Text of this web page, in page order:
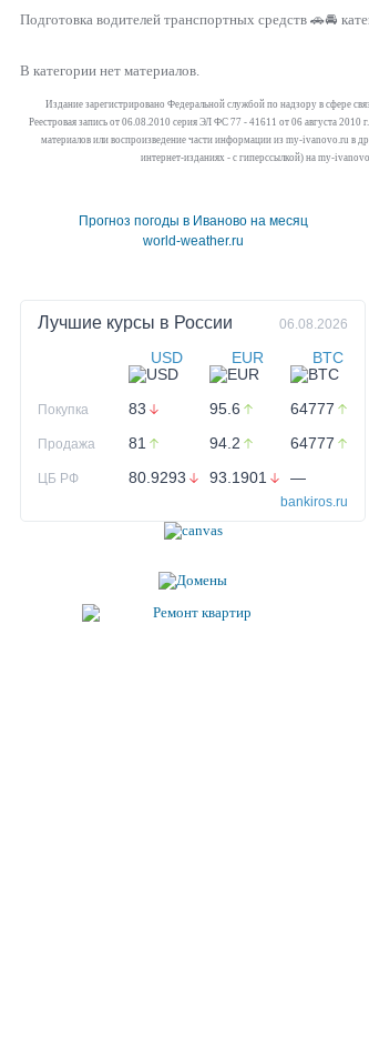
Подготовка водителей транспортных средств 🚗🚘
В категории нет материалов.
Издание зарегистрировано Федеральной службой по надзору в сфере
Реестровая запись от 06.08.2010 серия ЭЛ ФС 77 - 41611 от 06 августа
материалов или воспроизведение части информации из my-ivanovo.ru в
интернет-изданиях - с гиперссылкой) на my-
Прогноз погоды в Иваново на месяц
world-weather.ru
Лучшие курсы в России 06.08.2026
USD EUR BTC
Покупка 83 95.6 64777
Продажа 81 94.2 64777
ЦБ РФ 80.9293 93.1901 —
bankiros.ru